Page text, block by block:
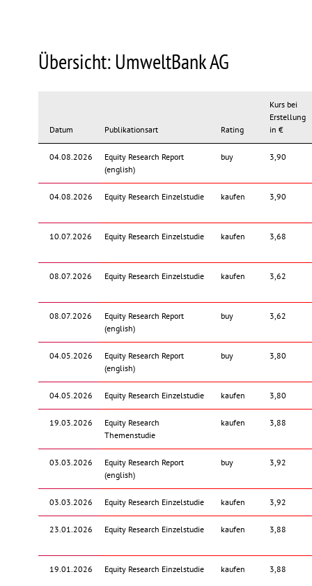
Übersicht: UmweltBank AG
Datum Publikationsart Rating
Kurs bei
Erstellung
in €
04.08.2026
Equity Research Report
(english)
buy 3,90
04.08.2026 Equity Research Einzelstudie kaufen 3,90
10.07.2026 Equity Research Einzelstudie kaufen 3,68
08.07.2026 Equity Research Einzelstudie kaufen 3,62
08.07.2026
Equity Research Report
(english)
buy 3,62
04.05.2026
Equity Research Report
(english)
buy 3,80
04.05.2026 Equity Research Einzelstudie kaufen 3,80
19.03.2026
Equity Research
Themenstudie
kaufen 3,88
03.03.2026
Equity Research Report
(english)
buy 3,92
03.03.2026 Equity Research Einzelstudie kaufen 3,92
23.01.2026 Equity Research Einzelstudie kaufen 3,88
19.01.2026 Equity Research Einzelstudie kaufen 3,88